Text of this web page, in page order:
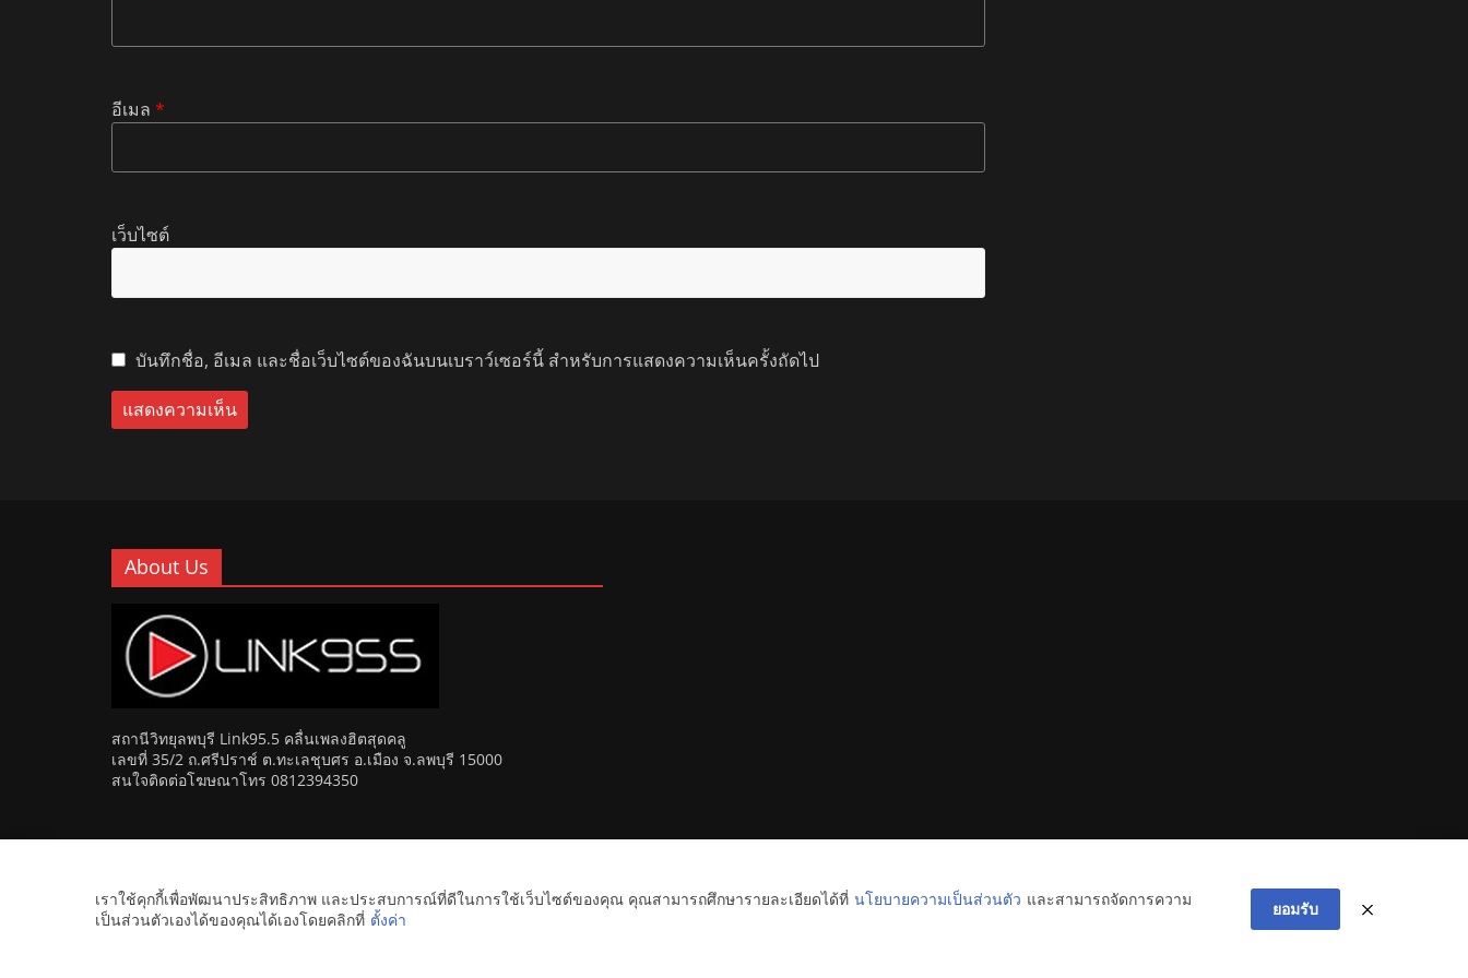
อีเมล *
เว็บไซต์
บันทึกชื่อ, อีเมล และชื่อเว็บไซต์ของฉันบนเบราว์เซอร์นี้ สำหรับการแสดงความเห็นครั้งถัดไป
About Us
สถานีวิทยุลพบุรี Link95.5 คลื่นเพลงฮิตสุดคลู
เลขที่ 35/2 ถ.ศรีปราช์ ต.ทะเลชุบศร อ.เมือง จ.ลพบุรี 15000
สนใจติดต่อโฆษณาโทร 0812394350
เราใช้คุกกี้เพื่อพัฒนาประสิทธิภาพ และประสบการณ์ที่ดีในการใช้เว็บไซต์ของคุณ คุณสามารถศึกษารายละเอียดได้ที่ นโยบายความเป็นส่วนตัว และสามารถจัดการความ
เป็นส่วนตัวเองได้ของคุณได้เองโดยคลิกที่ ตั้งค่า
ยอมรับ